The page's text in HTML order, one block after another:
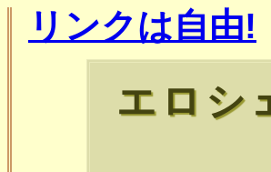
リンクは自由!
エロシ